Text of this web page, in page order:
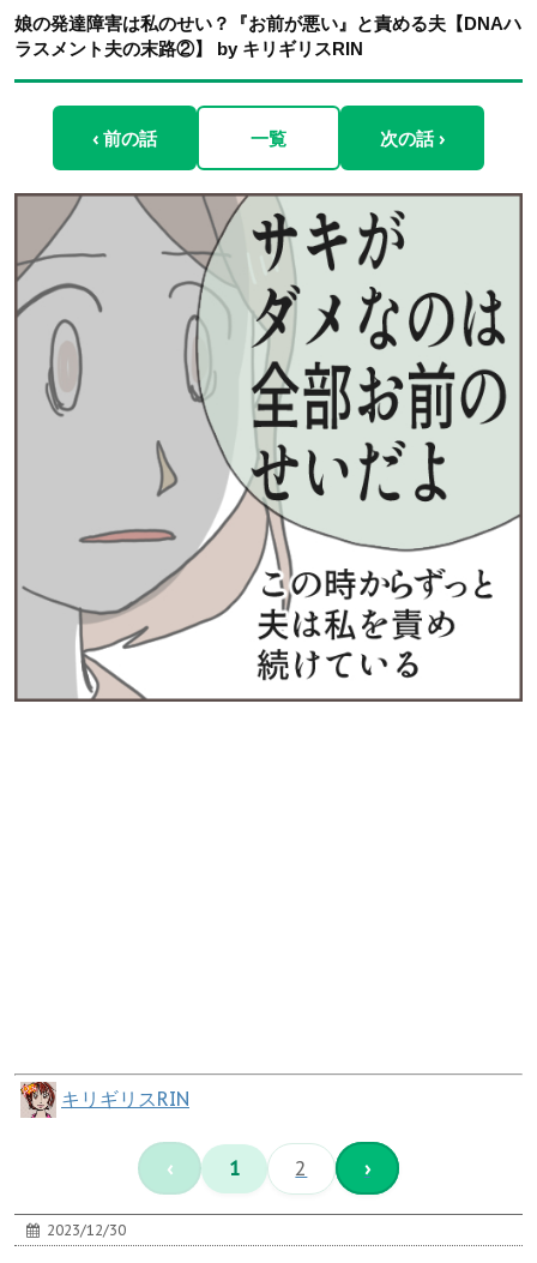
娘の発達障害は私のせい？『お前が悪い』と責める夫【DNAハ
ラスメント夫の末路②】 by キリギリスRIN
‹ 前の話 一覧 次の話 ›
キリギリスRIN
‹ 1 2 ›
2023/12/30